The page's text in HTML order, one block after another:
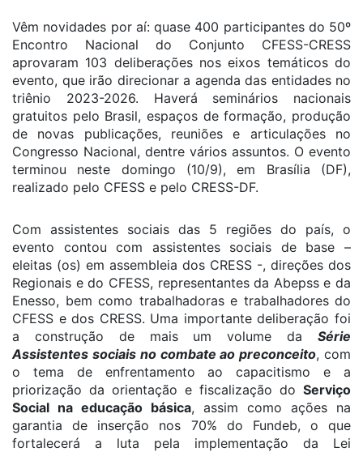
Vêm novidades por aí: quase 400 participantes do 50º
Encontro Nacional do Conjunto CFESS-CRESS
aprovaram 103 deliberações nos eixos temáticos do
evento, que irão direcionar a agenda das entidades no
triênio 2023-2026. Haverá seminários nacionais
gratuitos pelo Brasil, espaços de formação, produção
de novas publicações, reuniões e articulações no
Congresso Nacional, dentre vários assuntos. O evento
terminou neste domingo (10/9), em Brasília (DF),
realizado pelo CFESS e pelo CRESS-DF.
Com assistentes sociais das 5 regiões do país, o
evento contou com assistentes sociais de base –
eleitas (os) em assembleia dos CRESS -, direções dos
Regionais e do CFESS, representantes da Abepss e da
Enesso, bem como trabalhadoras e trabalhadores do
CFESS e dos CRESS. Uma importante deliberação foi
a construção de mais um volume da Série
Assistentes sociais no combate ao preconceito, com
o tema de enfrentamento ao capacitismo e a
priorização da orientação e fiscalização do Serviço
Social na educação básica, assim como ações na
garantia de inserção nos 70% do Fundeb, o que
fortalecerá a luta pela implementação da Lei